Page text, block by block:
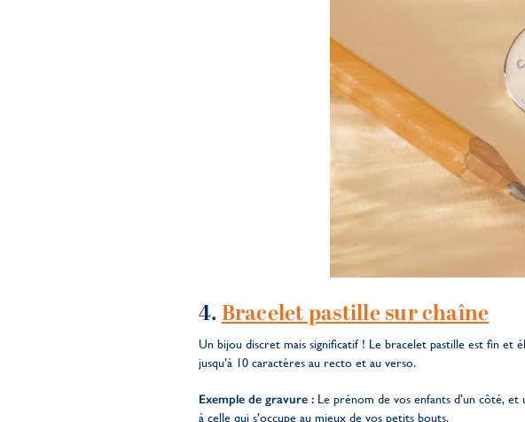
4.Bracelet pastille sur chaîne
Un bijou discret mais significatif ! Le bracelet pastille est fin et
jusqu’à 10 caractères au recto et au verso.
Exemple de gravure : Le prénom de vos enfants d’un côté,
à celle qui s’occupe au mieux de vos petits bouts.